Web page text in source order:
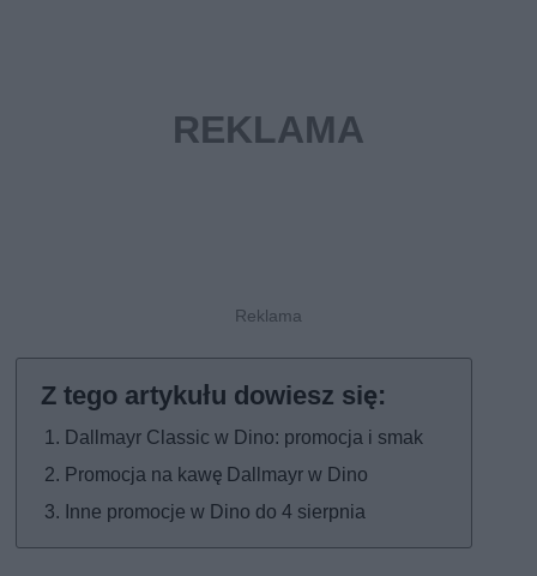
Dallmayr Classic w Dino: promocja i smak
Promocja na kawę Dallmayr w Dino
Inne promocje w Dino do 4 sierpnia